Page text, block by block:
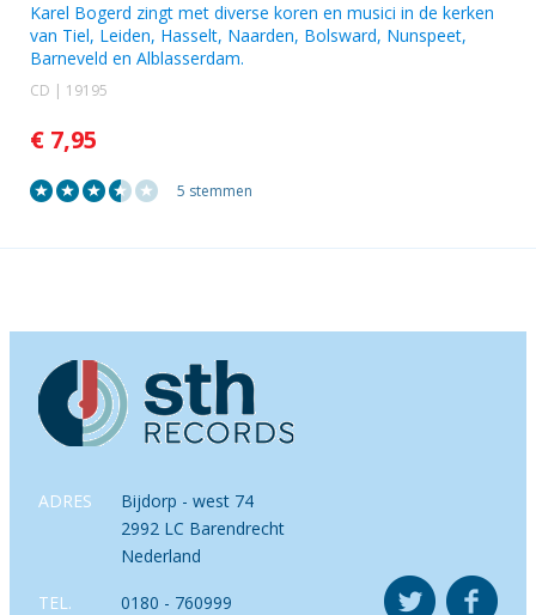
Karel Bogerd zingt met diverse koren en musici in de kerken
van Tiel, Leiden, Hasselt, Naarden, Bolsward, Nunspeet,
Barneveld en Alblasserdam.
CD | 19195
€ 7,95
5 stemmen
ADRES
Bijdorp - west 74
2992 LC Barendrecht
Nederland
TEL. 0180 - 760999